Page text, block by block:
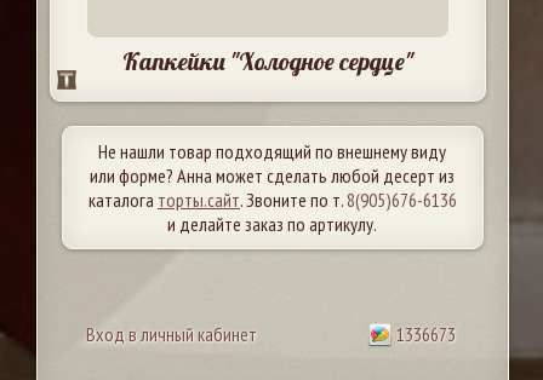
Капкейки "Холодное сердце"
Не нашли товар подходящий по внешнему виду
или форме? Анна может сделать любой десерт из
каталога торты.сайт. Звоните по т.8(905)676-6136
и делайте заказ по артикулу.
Вход в личный кабинет 1336673